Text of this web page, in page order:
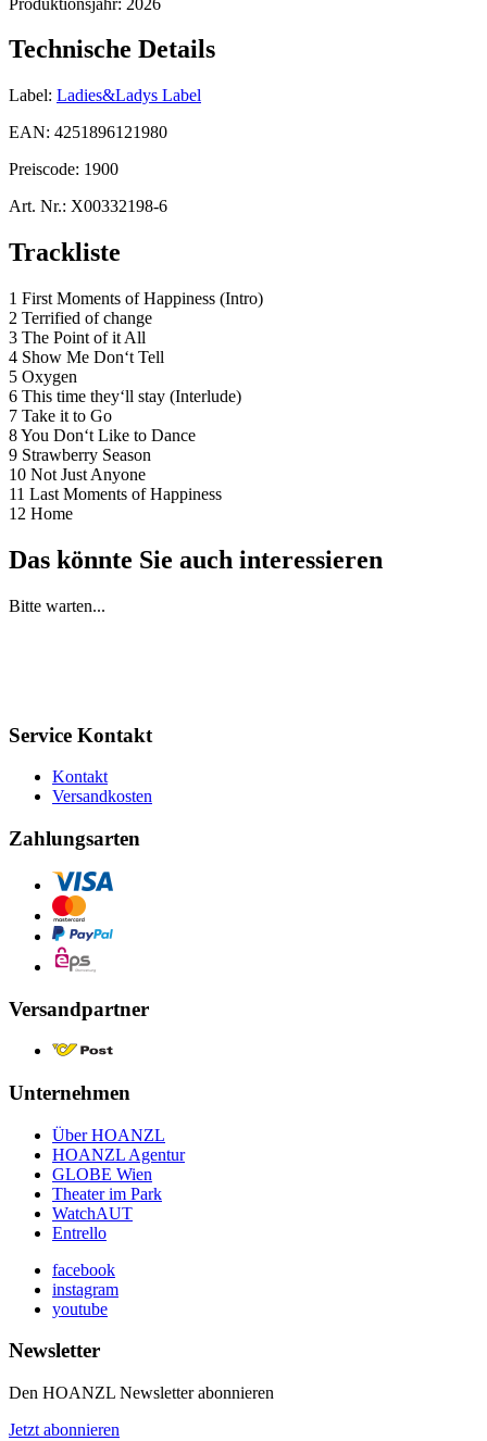
Technische Details
Label: Ladies&Ladys Label
EAN: 4251896121980
Preiscode: 1900
Art. Nr.: X00332198-6
Trackliste
1 First Moments of Happiness (Intro)
2 Terrified of change
3 The Point of it All
4 Show Me Don‘t Tell
5 Oxygen
6 This time they‘ll stay (Interlude)
7 Take it to Go
8 You Don‘t Like to Dance
9 Strawberry Season
10 Not Just Anyone
11 Last Moments of Happiness
12 Home
Das könnte Sie auch interessieren
Bitte warten...
Service Kontakt
Kontakt
Versandkosten
Zahlungsarten
Versandpartner
Unternehmen
Über HOANZL
HOANZL Agentur
GLOBE Wien
Theater im Park
WatchAUT
Entrello
facebook
instagram
youtube
Newsletter
Den HOANZL Newsletter abonnieren
Jetzt abonnieren